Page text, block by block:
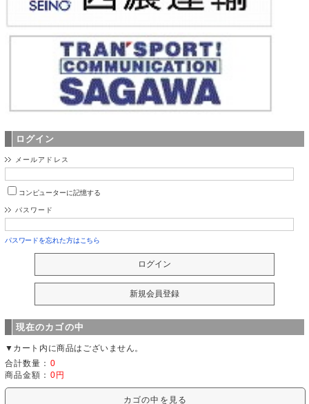
ログイン
メールアドレス
コンピューターに記憶する
パスワード
パスワードを忘れた方はこちら
現在のカゴの中
▼カート内に商品はございません。
合計数量： 0
商品金額： 0円
カゴの中を見る